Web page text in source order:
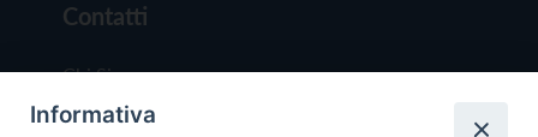
Contatti
Chi Siamo
Redazione
Informativa